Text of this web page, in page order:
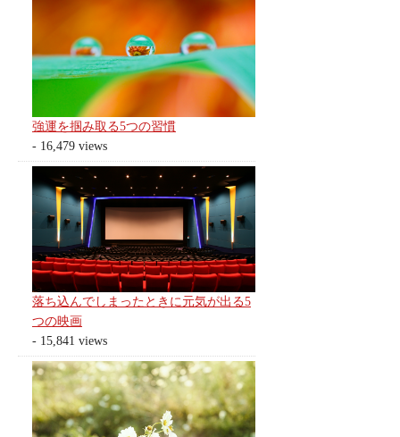
強運を掴み取る5つの習慣
- 16,479 views
落ち込んでしまったときに元気が出る5
つの映画
- 15,841 views